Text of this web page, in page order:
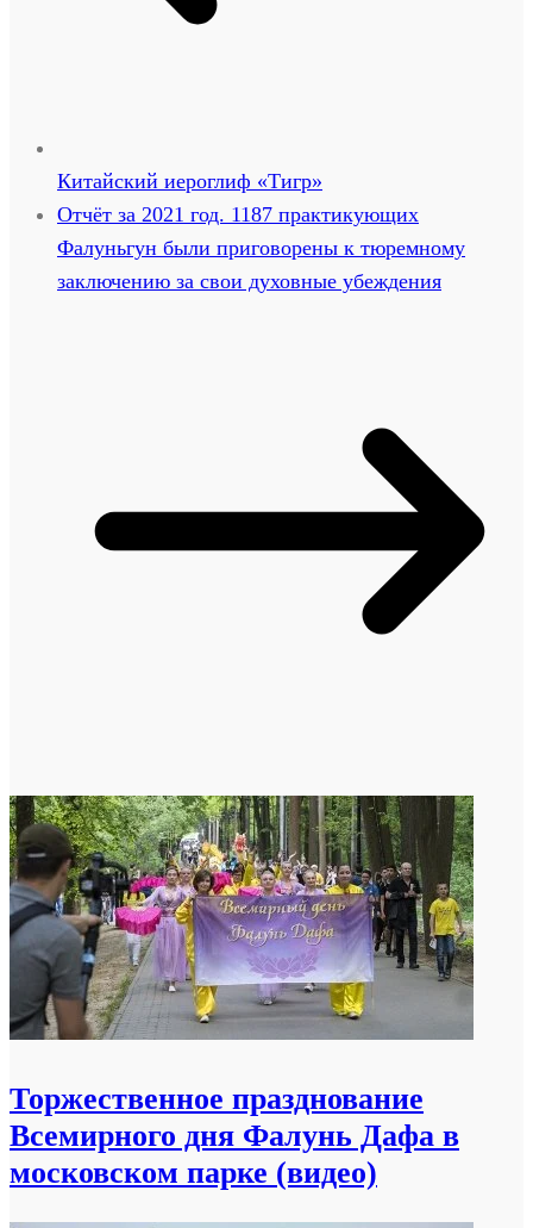
Китайский иероглиф «Тигр»
Отчёт за 2021 год. 1187 практикующих
Фалуньгун были приговорены к тюремному
заключению за свои духовные убеждения
Торжественное празднование
Всемирного дня Фалунь Дафа в
московском парке (видео)